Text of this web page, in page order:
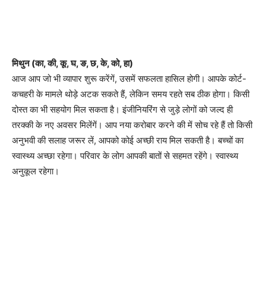
मिथुन (का, की, कू, घ, ङ, छ, के, को, हा)
आज आप जो भी व्यापार शुरू करेंगें, उसमें सफलता हासिल होगी। आपके कोर्ट-
कचहरी के मामले थोड़े अटक सकते हैं, लेकिन समय रहते सब ठीक होगा। किसी
दोस्त का भी सहयोग मिल सकता है। इंजीनियरिंग से जुड़े लोगों को जल्द ही
तरक्की के नए अवसर मिलेंगें। आप नया करोबार करने की में सोच रहे हैं तो किसी
अनुभवी की सलाह जरूर लें, आपको कोई अच्छी राय मिल सकती है। बच्चों का
स्वास्थ्य अच्छा रहेगा। परिवार के लोग आपकी बातों से सहमत रहेंगे। स्वास्थ्य
अनुकूल रहेगा।